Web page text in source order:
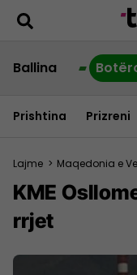
Ballina
Prishtina Prizreni
Lajme > Maqedonia e
KME
rrjet